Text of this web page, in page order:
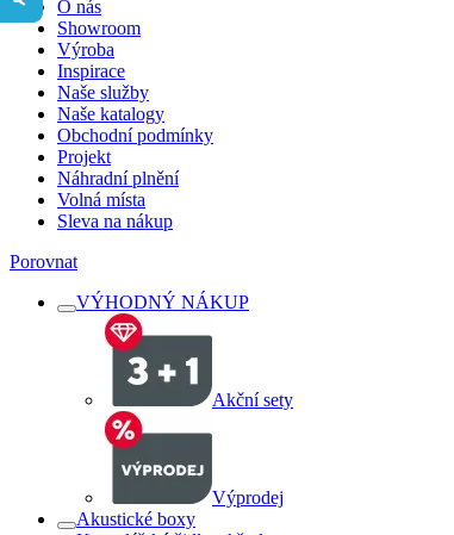
O nás
Showroom
Výroba
Inspirace
Naše služby
Naše katalogy
Obchodní podmínky
Projekt
Náhradní plnění
Volná místa
Sleva na nákup
Porovnat
VÝHODNÝ NÁKUP
Akční sety
Výprodej
Akustické boxy